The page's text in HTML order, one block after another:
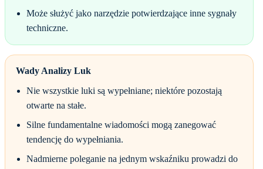
Może służyć jako narzędzie potwierdzające inne sygnały
techniczne.
Wady Analizy Luk
Nie wszystkie luki są wypełniane; niektóre pozostają
otwarte na stałe.
Silne fundamentalne wiadomości mogą zanegować
tendencję do wypełniania.
Nadmierne poleganie na jednym wskaźniku prowadzi do